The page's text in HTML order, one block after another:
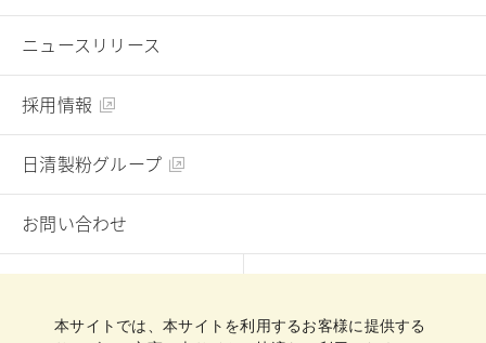
ニュースリリース
採用情報
日清製粉グループ
お問い合わせ
本サイトでは、本サイトを利用するお客様に提供する